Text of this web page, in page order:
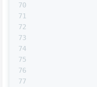
70
71
72
73
74
75
76
77